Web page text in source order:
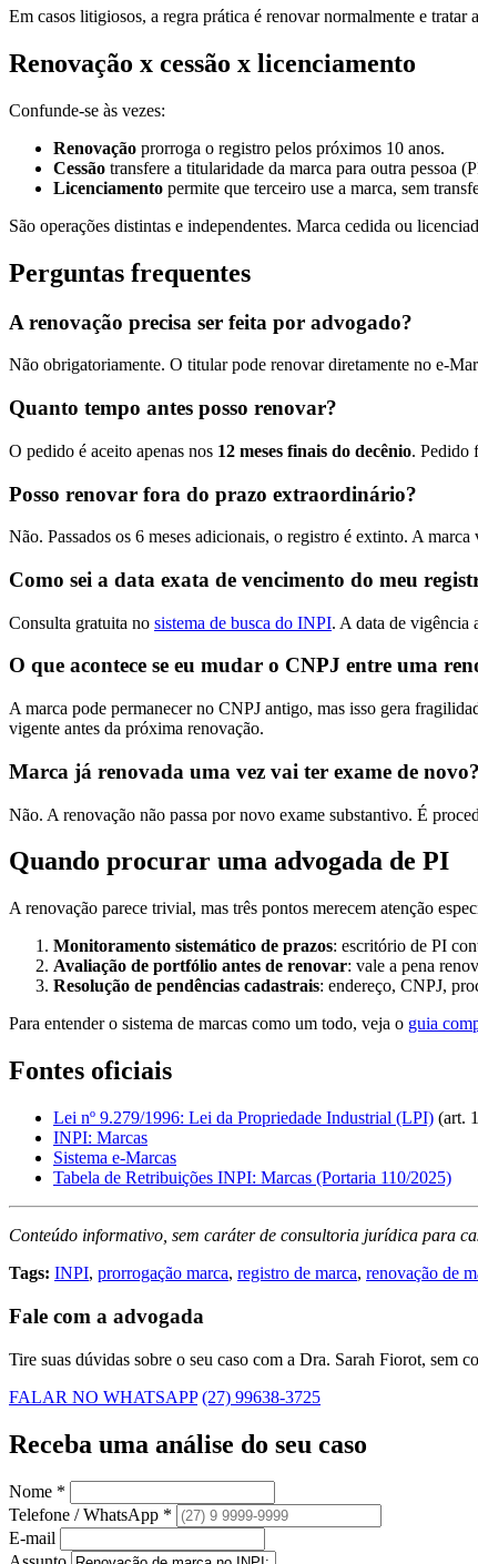
Em casos litigiosos, a regra prática é renovar normalmente e tratar
Renovação x cessão x licenciamento
Confunde-se às vezes:
Renovação prorroga o registro pelos próximos 10 anos.
Cessão transfere a titularidade da marca para outra pessoa
Licenciamento permite que terceiro use a marca, sem
São operações distintas e independentes. Marca cedida ou
Perguntas frequentes
A renovação precisa ser feita por advogado?
Não obrigatoriamente. O titular pode renovar diretamente no e-
Quanto tempo antes posso renovar?
O pedido é aceito apenas nos 12 meses finais do decênio. Pedido
Posso renovar fora do prazo extraordinário?
Não. Passados os 6 meses adicionais, o registro é extinto. A
Como sei a data exata de vencimento do meu
Consulta gratuita no sistema de busca do INPI. A data de vigência
O que acontece se eu mudar o CNPJ entre uma
A marca pode permanecer no CNPJ antigo, mas isso gera
vigente antes da próxima renovação.
Marca já renovada uma vez vai ter exame de novo?
Não. A renovação não passa por novo exame substantivo. É
Quando procurar uma advogada de PI
A renovação parece trivial, mas três pontos merecem atenção
Monitoramento sistemático de prazos: escritório de PI
Avaliação de portfólio antes de renovar: vale a pena
Resolução de pendências cadastrais: endereço, CNPJ,
Para entender o sistema de marcas como um todo, veja o guia
Fontes oficiais
Lei nº 9.279/1996: Lei da Propriedade Industrial (LPI) (art.
INPI: Marcas
Sistema e-Marcas
Tabela de Retribuições INPI: Marcas (Portaria 110/2025)
Conteúdo informativo, sem caráter de consultoria jurídica para
Tags: INPI, prorrogação marca, registro de marca, renovação de
Fale com a advogada
Tire suas dúvidas sobre o seu caso com a Dra. Sarah Fiorot, sem
FALAR NO WHATSAPP (27) 99638-3725
Receba uma análise do seu caso
Nome *
Telefone / WhatsApp *
E-mail